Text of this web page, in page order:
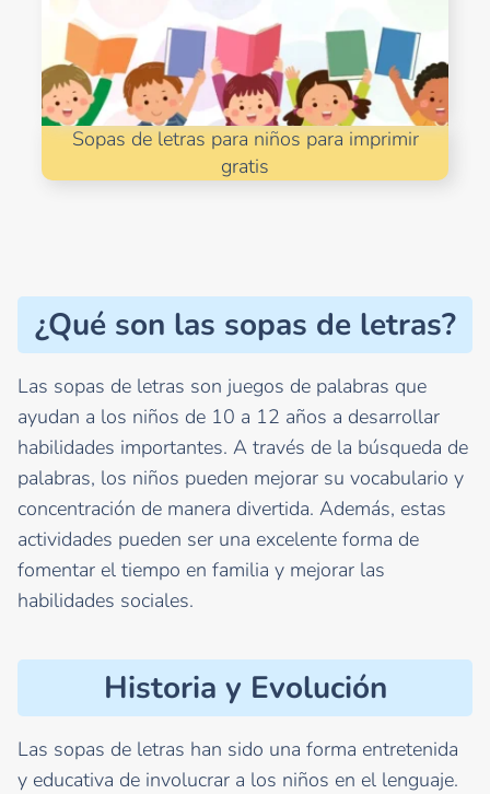
Sopas de letras para niños para imprimir
gratis
¿Qué son las sopas de letras?
Las sopas de letras son juegos de palabras que
ayudan a los niños de 10 a 12 años a desarrollar
habilidades importantes. A través de la búsqueda de
palabras, los niños pueden mejorar su vocabulario y
concentración de manera divertida. Además, estas
actividades pueden ser una excelente forma de
fomentar el tiempo en familia y mejorar las
habilidades sociales.
Historia y Evolución
Las sopas de letras han sido una forma entretenida
y educativa de involucrar a los niños en el lenguaje.